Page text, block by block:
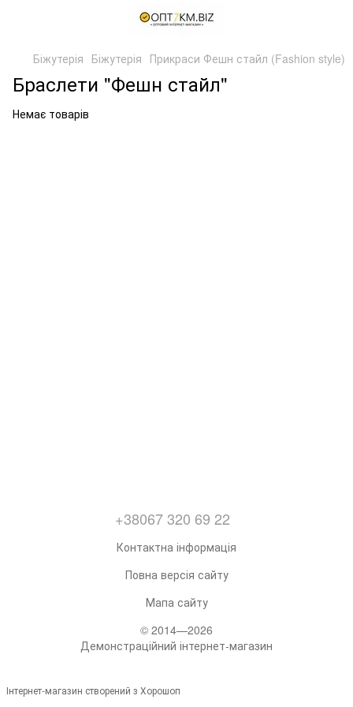
Біжутерія Біжутерія Прикраси Фешн стайл (Fashion style)
Браслети "Фешн стайл"
Немає товарів
+38067 320 69 22
Контактна інформація
Повна версія сайту
Мапа сайту
© 2014—2026
Демонстраційний інтернет-магазин
Інтернет-магазин створений з Хорошоп